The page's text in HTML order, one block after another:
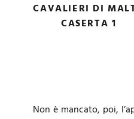
CAVALIERI DI
CASERTA 1
Non è mancato, poi,